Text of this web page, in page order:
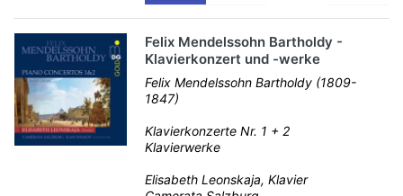
Felix Mendelssohn Bartholdy -
Klavierkonzert und -werke
Felix Mendelssohn Bartholdy (1809-
1847)
Klavierkonzerte Nr. 1 + 2
Klavierwerke
Elisabeth Leonskaja, Klavier